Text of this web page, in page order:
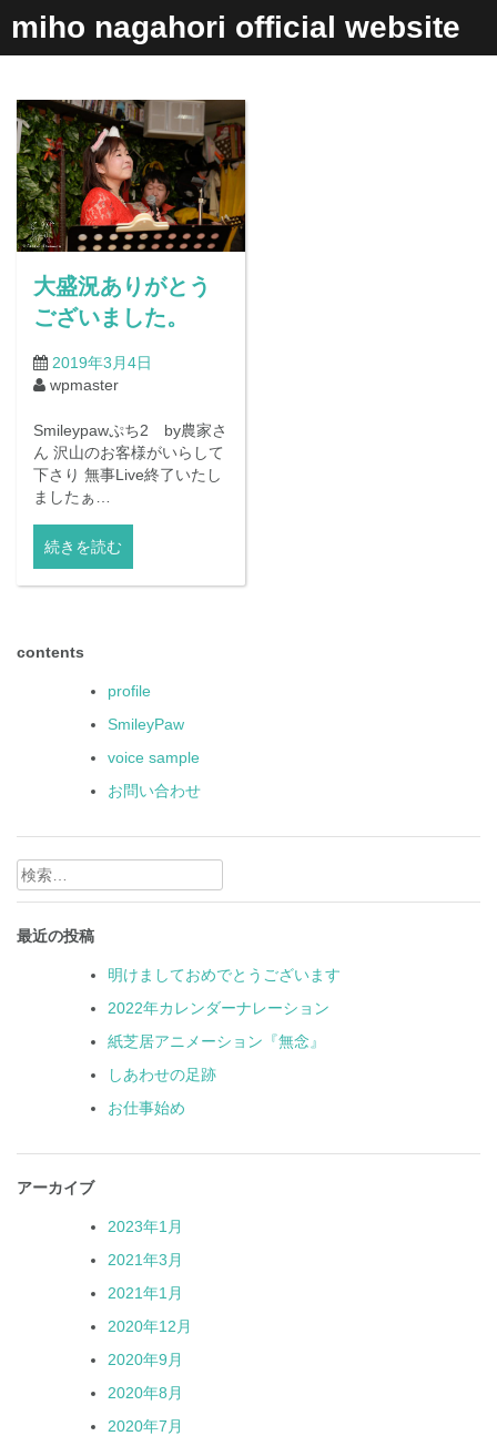
テ
miho nagahori official website
大盛況ありがとう
ございました。
2019年3月4日
wpmaster
Smileypawぷち2 by農家さ
ん 沢山のお客様がいらして
下さり 無事Live終了いたし
ましたぁ…
続きを読む
contents
profile
SmileyPaw
voice sample
お問い合わせ
検
索:
最近の投稿
明けましておめでとうございます
2022年カレンダーナレーション
紙芝居アニメーション『無念』
しあわせの足跡
お仕事始め
アーカイブ
2023年1月
2021年3月
2021年1月
2020年12月
2020年9月
2020年8月
2020年7月